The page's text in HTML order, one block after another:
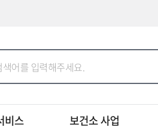
비스 보건소 사업